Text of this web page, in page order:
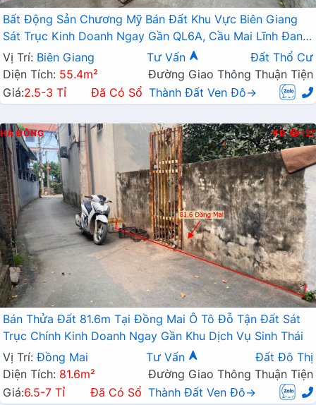
Bất Động Sản Chương Mỹ Bán Đất Khu Vực Biên Giang
Sát Trục Kinh Doanh Ngay Gần QL6A, Cầu Mai Lĩnh Đang
Mở Rộng
Vị Trí: Biên Giang Tư Vấn
Đất Thổ Cư
Diện Tích: 55.4m²
Đường Giao Thông Thuận Tiện
Giá:2.5-3 Tỉ Đã Có Sổ Thành Đất Ven Đô→
HÀ ĐÔNG Đ 127
Bán Thửa Đất 81.6m Tại Đồng Mai Ô Tô Đỗ Tận Đất Sát
Trục Chính Kinh Doanh Ngay Gần Khu Dịch Vụ Sinh Thái
Vị Trí: Đồng Mai Tư Vấn
Đất Đô Thị
Diện Tích: 81.6m²
Đường Giao Thông Thuận Tiện
Giá:6.5-7 Tỉ Đã Có Sổ Thành Đất Ven Đô→